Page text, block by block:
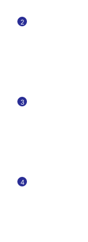
2
3
4